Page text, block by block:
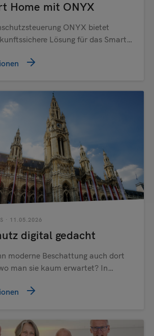
Home mit ONYX
ONYX bietet
Lösung für das Smart…
· 11.05.2026
digital gedacht
moderne Beschattung auch dort
man sie kaum erwartet? In…